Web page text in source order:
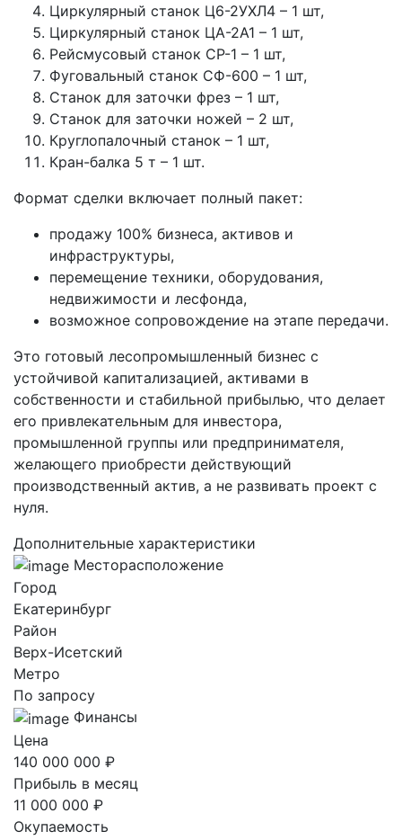
Циркулярный станок Ц6-2УХЛ4 – 1 шт,
Циркулярный станок ЦА-2А1 – 1 шт,
Рейсмусовый станок СР-1 – 1 шт,
Фуговальный станок СФ-600 – 1 шт,
Станок для заточки фрез – 1 шт,
Станок для заточки ножей – 2 шт,
Круглопалочный станок – 1 шт,
Кран-балка 5 т – 1 шт.
Формат сделки включает полный пакет:
продажу 100% бизнеса, активов и
инфраструктуры,
перемещение техники, оборудования,
недвижимости и лесфонда,
возможное сопровождение на этапе передачи.
Это готовый лесопромышленный бизнес с
устойчивой капитализацией, активами в
собственности и стабильной прибылью, что делает
его привлекательным для инвестора,
промышленной группы или предпринимателя,
желающего приобрести действующий
производственный актив, а не развивать проект с
нуля.
Дополнительные характеристики
Месторасположение
Город
Екатеринбург
Район
Верх-Исетский
Метро
По запросу
Финансы
Цена
140 000 000 ₽
Прибыль в месяц
11 000 000 ₽
Окупаемость